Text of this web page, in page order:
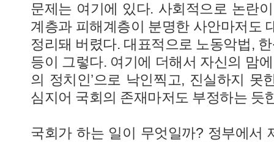
문제는 여기에 있다. 사회적으로 논란
계층과 피해계층이 분명한 사안마저도
정리돼 버렸다. 대표적으로 노동악법,
등이 그렇다. 여기에 더해서 자신의 맘
의 정치인’으로 낙인찍고, 진실하지 못
심지어 국회의 존재마저도 부정하는 듯
국회가 하는 일이 무엇일까? 정부에서